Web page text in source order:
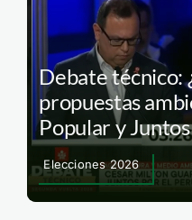
Debate técnico:
propuestas
Popular y
Elecciones 2026